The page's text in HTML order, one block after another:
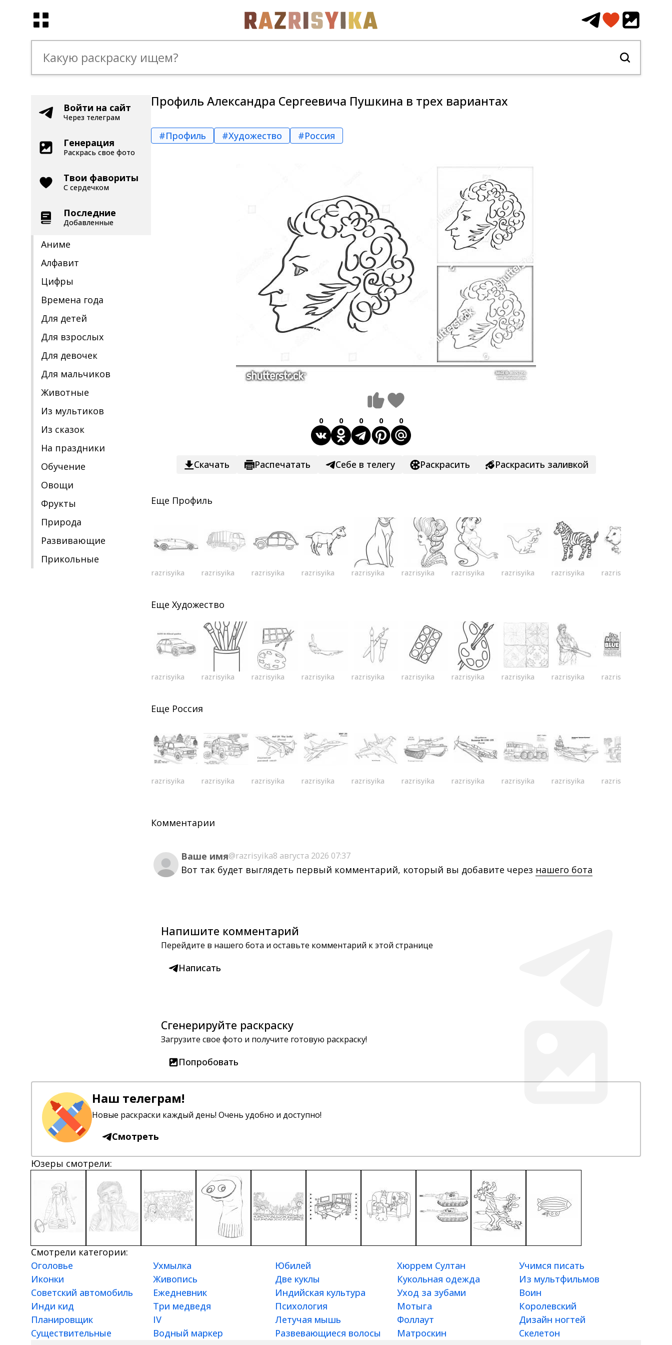
Войти на сайт
Через телеграм
Генерация
Раскрась свое фото
Твои фавориты
С сердечком
Последние
Добавленные
Аниме
Алфавит
Цифры
Времена года
Для детей
Для взрослых
Для девочек
Для мальчиков
Животные
Из мультиков
Из сказок
На праздники
Обучение
Овощи
Фрукты
Природа
Развивающие
Прикольные
Профиль Александра Сергеевича Пушкина в трех вариантах
#Профиль #Художество #Россия
0 0 0 0 0
Скачать Распечатать Себе в телегу Раскрасить Раскрасить заливкой
Еще Профиль
razrisyika razrisyika razrisyika razrisyika razrisyika razrisyika razrisyika razrisyika razrisyika razrisyika
Еще Художество
razrisyika razrisyika razrisyika razrisyika razrisyika razrisyika razrisyika razrisyika razrisyika razrisyika
Еще Россия
razrisyika razrisyika razrisyika razrisyika razrisyika razrisyika razrisyika razrisyika razrisyika razrisyika
Комментарии
Ваше имя@razrisyika8 августа 2026 07:37
Вот так будет выглядеть первый комментарий, который вы добавите через нашего бота
Напишите комментарий
Перейдите в нашего бота и оставьте комментарий к этой странице
Написать
Сгенерируйте раскраску
Загрузите свое фото и получите готовую раскраску!
Попробовать
Наш телеграм!
Новые раскраски каждый день! Очень удобно и доступно!
Смотреть
Юзеры смотрели:
Смотрели категории:
Оголовье
Ухмылка Юбилей Хюррем Султан
Учимся писать
Иконки
Живопись Две куклы Кукольная одежда
Из мультфильмов
Советский автомобиль
Ежедневник Индийская культура Уход за зубами
Воин
Инди кид
Три медведя Психология Мотыга
Королевский
Планировщик
IV Летучая мышь Фоллаут
Дизайн ногтей
Существительные
Водный маркер Развевающиеся волосы Матроскин Скелетон